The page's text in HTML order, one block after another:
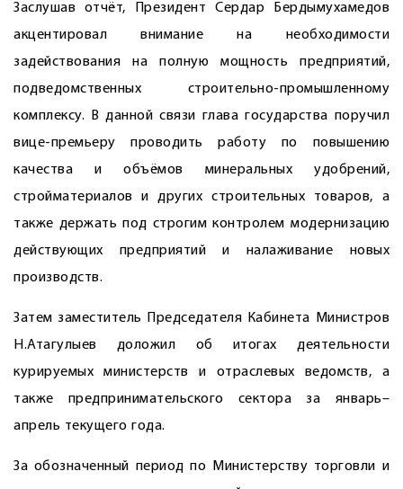
Заслушав отчёт, Президент Сердар Бердымухамедов
акцентировал внимание на необходимости
задействования на полную мощность предприятий,
подведомственных строительно-промышленному
комплексу. В данной связи глава государства поручил
вице-премьеру проводить работу по повышению
качества и объёмов минеральных удобрений,
стройматериалов и других строительных товаров, а
также держать под строгим контролем модернизацию
действующих предприятий и налаживание новых
производств.
Затем заместитель Председателя Кабинета Министров
Н.Атагулыев доложил об итогах деятельности
курируемых министерств и отраслевых ведомств, а
также предпринимательского сектора за январь–
апрель текущего года.
За обозначенный период по Министерству торговли и